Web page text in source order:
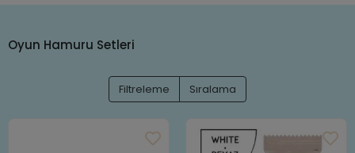
Oyun Hamuru Setleri
Filtreleme Sıralama